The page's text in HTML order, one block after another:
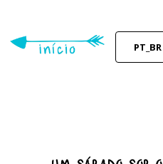
main
content
PT_BR